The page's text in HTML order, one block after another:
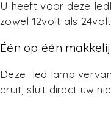
U heeft voor deze
zowel 12volt als
Één op één
Deze led lamp
eruit, sluit direct uw